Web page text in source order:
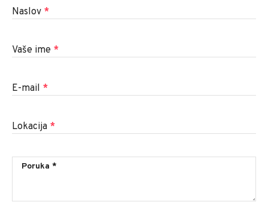
Naslov *
Vaše ime *
E-mail *
Lokacija *